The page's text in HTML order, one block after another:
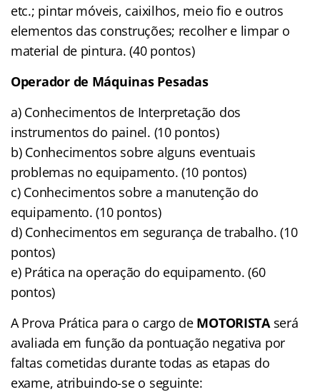
etc.; pintar móveis, caixilhos, meio fio e outros
elementos das construções; recolher e limpar o
material de pintura. (40 pontos)
Operador de Máquinas Pesadas
a) Conhecimentos de Interpretação dos
instrumentos do painel. (10 pontos)
b) Conhecimentos sobre alguns eventuais
problemas no equipamento. (10 pontos)
c) Conhecimentos sobre a manutenção do
equipamento. (10 pontos)
d) Conhecimentos em segurança de trabalho. (10
pontos)
e) Prática na operação do equipamento. (60
pontos)
A Prova Prática para o cargo de MOTORISTAserá
avaliada em função da pontuação negativa por
faltas cometidas durante todas as etapas do
exame, atribuindo-se o seguinte: